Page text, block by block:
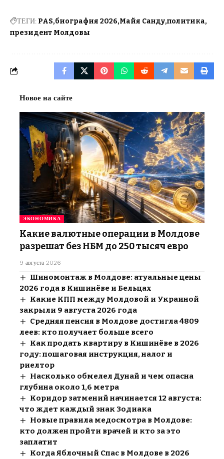
ТЕГИ: PAS биография 2026 Майя Санду политика
президент Молдовы
Новое на сайте
ЭКОНОМИКА
Какие валютные операции в Молдове
разрешат без НБМ до 250 тысяч евро
9 августа 2026
Шиномонтаж в Молдове: атуальные цены
2026 года в Кишинёве и Бельцах
Какие КПП между Молдовой и Украиной
закрыли 9 августа 2026 года
Средняя пенсия в Молдове достигла 4809
леев: кто получает больше всего
Как продать квартиру в Кишинёве в 2026
году: пошаговая инструкция, налог и
риелтор
Насколько обмелел Дунай и чем опасна
глубина около 1,6 метра
Коридор затмений начинается 12 августа:
что ждет каждый знак Зодиака
Новые правила медосмотра в Молдове:
кто должен пройти врачей и кто за это
заплатит
Когда Яблочный Спас в Молдове в 2026